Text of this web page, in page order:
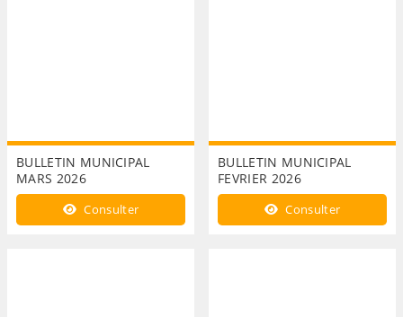
BULLETIN MUNICIPAL
MARS 2026
Consulter
BULLETIN MUNICIPAL
FEVRIER 2026
Consulter